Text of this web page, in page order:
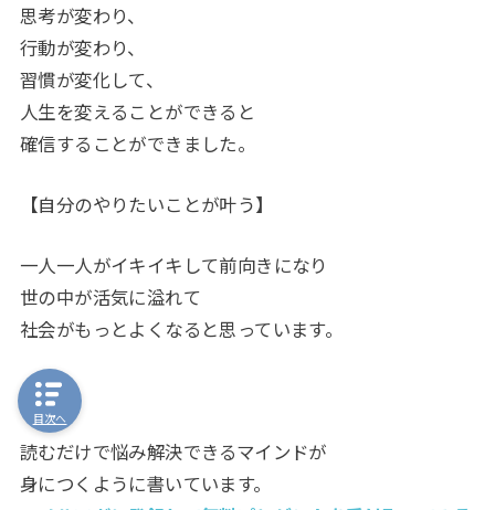
思考が変わり、
行動が変わり、
習慣が変化して、
人生を変えることができると
確信することができました。
【自分のやりたいことが叶う】
一人一人がイキイキして前向きになり
世の中が活気に溢れて
社会がもっとよくなると思っています。
読むだけで悩み解決できるマインドが
身につくように書いています。
目次へ